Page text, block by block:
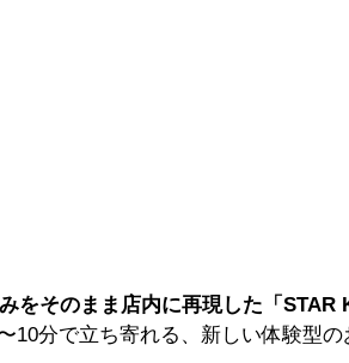
をそのまま店内に再現した「STAR
10分で立ち寄れる、新しい体験型